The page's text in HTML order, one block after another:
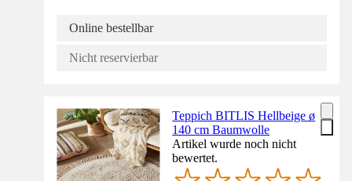
Online bestellbar
Nicht reservierbar
Teppich BITLIS Hellbeige ø
140 cm Baumwolle
Artikel wurde noch nicht
bewertet.